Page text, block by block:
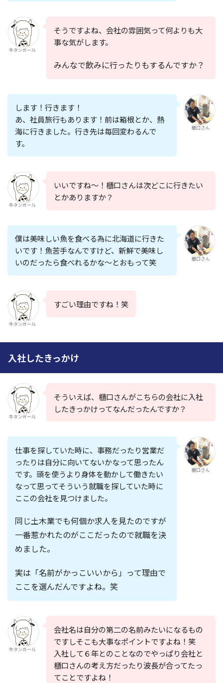
牛タンガール
そうですよね、会社の雰囲気って何よりも大
事な気がします。
みんなで飲みに行ったりもするんですか？
櫃口さん
します！行きます！
あ、 社員旅行もあります！前は箱根とか、熱
海に行きました。 行き先は毎回変わるんで
す。
牛タンガール
いいですね〜！櫃口さんは次どこに行きたい
とかありますか？
櫃口さん
僕は美味しい魚を食べる為に北海道に行きた
いです！魚苦手なんですけど、新鮮で美味し
いのだったら食べれるかな〜とおもって笑
牛タンガール
すごい理由ですね！笑
入社したきっかけ
牛タンガール
そういえば、櫃口さんがこちらの会社に入社
したきっかけってなんだったんですか？
櫃口さん
仕事を探していた時に、事務だったり営業だ
ったりは自分に向いてないかなって思ったん
です。頭を使うより身体を動かして働きたい
なって思ってそういう就職を探していた時に
ここの会社を見つけました。
同じ土木業でも何個か求人を見たのですが
一番惹かれたのがここだったので就職を決
めました。
実は「名前がかっこいいから」って理由で
ここを選んだんですよね。笑
牛タンガール
会社名は自分の第二の名前みたいになるもの
ですしそこも大事なポイントですよね！笑
入社して６年とのことなのでやっぱり会社と
櫃口さんの考え方だったり波長が合ってたっ
てことですよね！